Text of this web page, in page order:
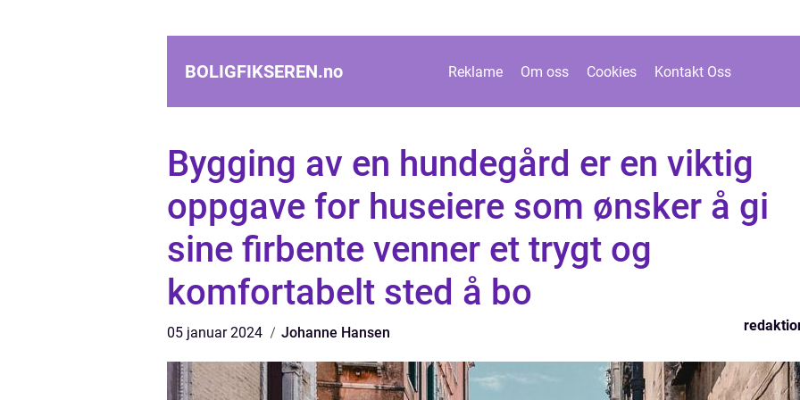
BOLIGFIKSEREN.no Reklame Om oss Cookies Kontakt Oss
Bygging av en hundegård er en viktig
oppgave for huseiere som ønsker å gi
sine firbente venner et trygt og
komfortabelt sted å bo
05 januar 2024 Johanne Hansen